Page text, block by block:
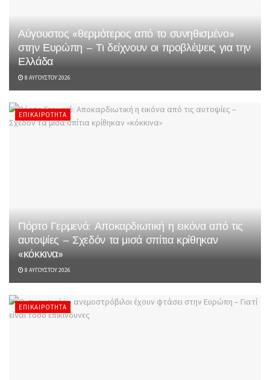
Αύγουστος «θερμότερος από το συνηθισμένο»
στην Ευρώπη – Τι δείχνουν οι προβλέψεις για την
Ελλάδα
8 ΑΥΓΟΎΣΤΟΥ 2026
ΕΠΙΚΑΙΡΌΤΗΤΑ
Πόρτο Γερμενό: Αποκαρδιωτική η εικόνα από τις
αυτοψίες – Σχεδόν τα μισά σπίτια κρίθηκαν
«κόκκινα»
8 ΑΥΓΟΎΣΤΟΥ 2026
ΕΠΙΚΑΙΡΌΤΗΤΑ